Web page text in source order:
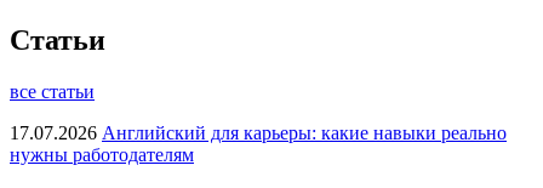
Статьи
все статьи
17.07.2026 Английский для карьеры: какие навыки реально
нужны работодателям